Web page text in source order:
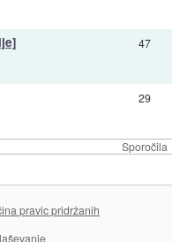
Sporočila
47
29
pravic pridržanih